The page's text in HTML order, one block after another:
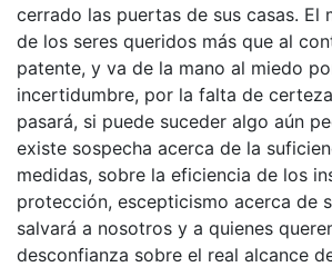
cerrado las puertas de sus casas. El
de los seres queridos más que al
patente, y va de la mano al miedo
incertidumbre, por la falta de
pasará, si puede suceder algo aún
existe sospecha acerca de la
medidas, sobre la eficiencia de los
protección, escepticismo acerca de
salvará a nosotros y a quienes
desconfianza sobre el real alcance